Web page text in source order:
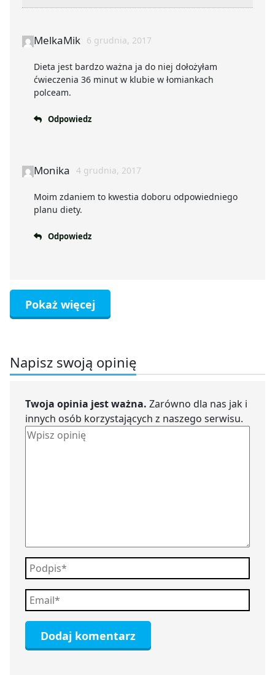
MelkaMik 6 grudnia, 2017
Dieta jest bardzo ważna ja do niej dołożyłam
ćwieczenia 36 minut w klubie w łomiankach
polceam.
Odpowiedz
Monika 4 grudnia, 2017
Moim zdaniem to kwestia doboru odpowiedniego
planu diety.
Odpowiedz
Pokaż więcej
Napisz swoją opinię
Twoja opinia jest ważna. Zarówno dla nas jak i
innych osób korzystających z naszego serwisu.